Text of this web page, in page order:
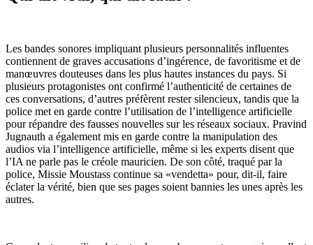
Les bandes sonores impliquant plusieurs personnalités influentes
contiennent de graves accusations d’ingérence, de favoritisme et de
manœuvres douteuses dans les plus hautes instances du pays. Si
plusieurs protagonistes ont confirmé l’authenticité de certaines de
ces conversations, d’autres préfèrent rester silencieux, tandis que la
police met en garde contre l’utilisation de l’intelligence artificielle
pour répandre des fausses nouvelles sur les réseaux sociaux. Pravind
Jugnauth a également mis en garde contre la manipulation des
audios via l’intelligence artificielle, même si les experts disent que
l’IA ne parle pas le créole mauricien. De son côté, traqué par la
police, Missie Moustass continue sa «vendetta» pour, dit-il, faire
éclater la vérité, bien que ses pages soient bannies les unes après les
autres.